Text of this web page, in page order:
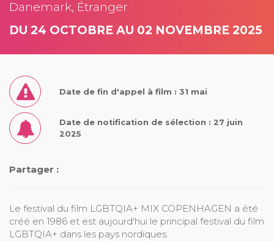
Danemark, Étranger
DU 24 OCTOBRE AU 02 NOVEMBRE 2025
Date de fin d'appel à film : 31 mai
Date de notification de sélection : 27 juin
2025
Partager :
Le festival du film LGBTQIA+ MIX COPENHAGEN a été
créé en 1986 et est aujourd'hui le principal festival du film
LGBTQIA+ dans les pays nordiques.